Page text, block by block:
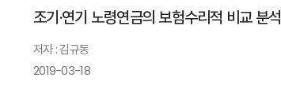
조기·연기 노령연금의 보험수리적 비교 분석
저자 : 김규동
2019-03-18